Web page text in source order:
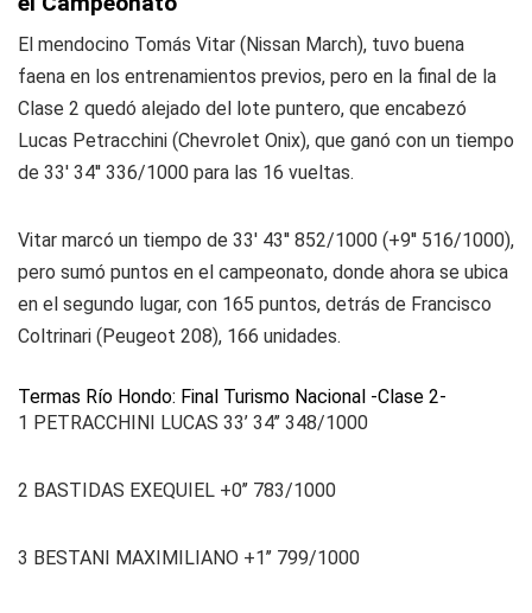
El mendocino Tomás Vitar (Nissan March), tuvo buena
faena en los entrenamientos previos, pero en la final de la
Clase 2 quedó alejado del lote puntero, que encabezó
Lucas Petracchini (Chevrolet Onix), que ganó con un tiempo
de 33' 34'' 336/1000 para las 16 vueltas.
Vitar marcó un tiempo de 33' 43'' 852/1000 (+9'' 516/1000),
pero sumó puntos en el campeonato, donde ahora se ubica
en el segundo lugar, con 165 puntos, detrás de Francisco
Coltrinari (Peugeot 208), 166 unidades.
Termas Río Hondo: Final Turismo Nacional -Clase 2-
1 PETRACCHINI LUCAS 33’ 34’’ 348/1000
2 BASTIDAS EXEQUIEL +0’’ 783/1000
3 BESTANI MAXIMILIANO +1’’ 799/1000